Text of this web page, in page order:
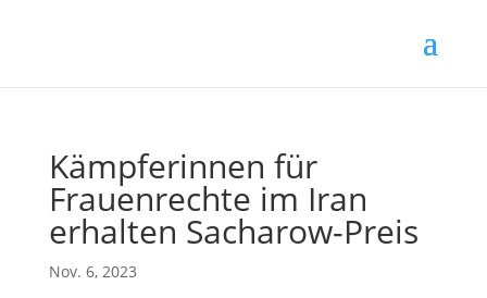
Kämpferinnen für
Frauenrechte im Iran
erhalten Sacharow-Preis
Nov. 6, 2023